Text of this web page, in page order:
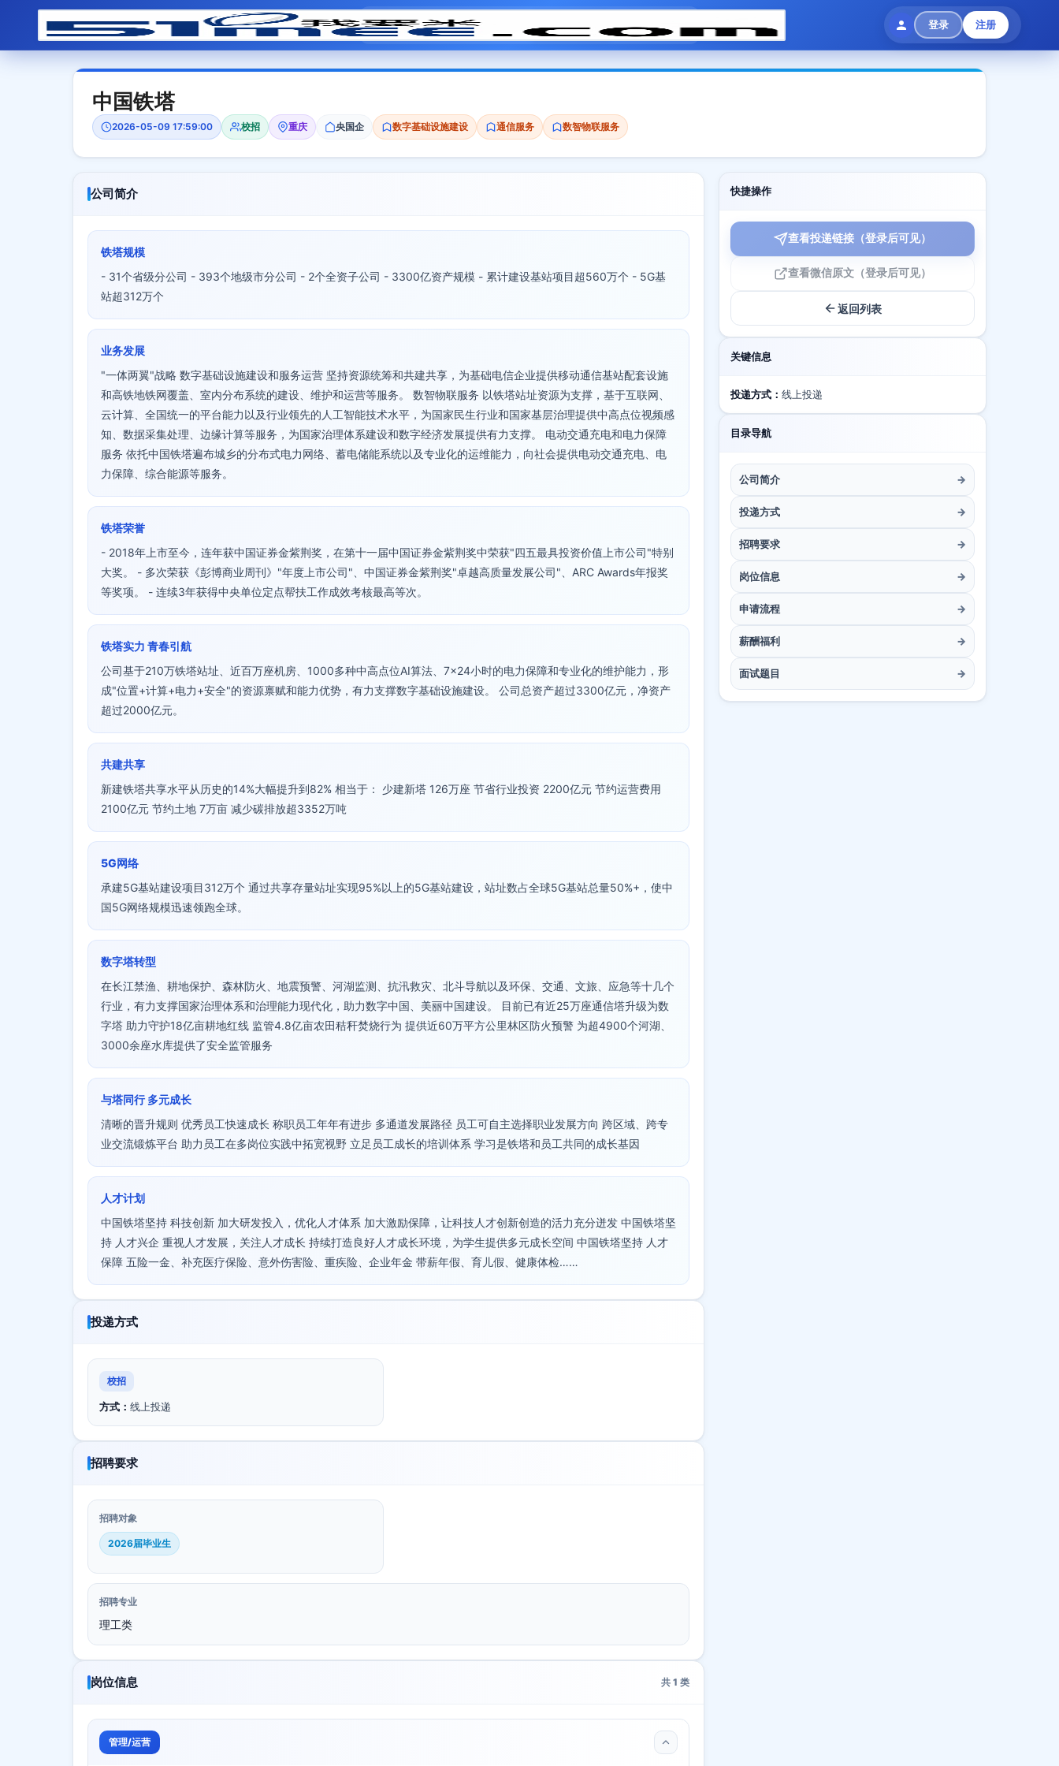
登录 注册
模拟面试 题目大全 招聘中心 会员专区
中国铁塔
2026-05-09 17:59:00 校招 重庆 央国企 数字基础设施建设 通信服务 数智物联服务
公司简介
铁塔规模
- 31个省级分公司 - 393个地级市分公司 - 2个全资子公司 - 3300亿资产规模 - 累计建设基站项目超560万个 - 5G基
站超312万个
业务发展
"一体两翼"战略 数字基础设施建设和服务运营 坚持资源统筹和共建共享，为基础电信企业提供移动通信基站配套设施
和高铁地铁网覆盖、室内分布系统的建设、维护和运营等服务。 数智物联服务 以铁塔站址资源为支撑，基于互联网、
云计算、全国统一的平台能力以及行业领先的人工智能技术水平，为国家民生行业和国家基层治理提供中高点位视频感
知、数据采集处理、边缘计算等服务，为国家治理体系建设和数字经济发展提供有力支撑。 电动交通充电和电力保障
服务 依托中国铁塔遍布城乡的分布式电力网络、蓄电储能系统以及专业化的运维能力，向社会提供电动交通充电、电
力保障、综合能源等服务。
铁塔荣誉
- 2018年上市至今，连年获中国证券金紫荆奖，在第十一届中国证券金紫荆奖中荣获"四五最具投资价值上市公司"特别
大奖。 - 多次荣获《彭博商业周刊》"年度上市公司"、中国证券金紫荆奖"卓越高质量发展公司"、ARC Awards年报奖
等奖项。 - 连续3年获得中央单位定点帮扶工作成效考核最高等次。
铁塔实力 青春引航
公司基于210万铁塔站址、近百万座机房、1000多种中高点位AI算法、7×24小时的电力保障和专业化的维护能力，形
成"位置+计算+电力+安全"的资源禀赋和能力优势，有力支撑数字基础设施建设。 公司总资产超过3300亿元，净资产
超过2000亿元。
共建共享
新建铁塔共享水平从历史的14%大幅提升到82% 相当于： 少建新塔 126万座 节省行业投资 2200亿元 节约运营费用
2100亿元 节约土地 7万亩 减少碳排放超3352万吨
5G网络
承建5G基站建设项目312万个 通过共享存量站址实现95%以上的5G基站建设，站址数占全球5G基站总量50%+，使中
国5G网络规模迅速领跑全球。
数字塔转型
在长江禁渔、耕地保护、森林防火、地震预警、河湖监测、抗汛救灾、北斗导航以及环保、交通、文旅、应急等十几个
行业，有力支撑国家治理体系和治理能力现代化，助力数字中国、美丽中国建设。 目前已有近25万座通信塔升级为数
字塔 助力守护18亿亩耕地红线 监管4.8亿亩农田秸秆焚烧行为 提供近60万平方公里林区防火预警 为超4900个河湖、
3000余座水库提供了安全监管服务
与塔同行 多元成长
清晰的晋升规则 优秀员工快速成长 称职员工年年有进步 多通道发展路径 员工可自主选择职业发展方向 跨区域、跨专
业交流锻炼平台 助力员工在多岗位实践中拓宽视野 立足员工成长的培训体系 学习是铁塔和员工共同的成长基因
人才计划
中国铁塔坚持 科技创新 加大研发投入，优化人才体系 加大激励保障，让科技人才创新创造的活力充分迸发 中国铁塔坚
持 人才兴企 重视人才发展，关注人才成长 持续打造良好人才成长环境，为学生提供多元成长空间 中国铁塔坚持 人才
保障 五险一金、补充医疗保险、意外伤害险、重疾险、企业年金 带薪年假、育儿假、健康体检……
投递方式
校招
方式： 线上投递
招聘要求
招聘对象
2026届毕业生
招聘专业
理工类
岗位信息 共 1 类
管理/运营
快捷操作
查看投递链接（登录后可见）
查看微信原文（登录后可见）
返回列表
关键信息
投递方式： 线上投递
目录导航
公司简介 →
投递方式 →
招聘要求 →
岗位信息 →
申请流程 →
薪酬福利 →
面试题目 →